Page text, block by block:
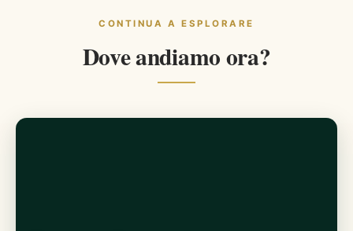
CONTINUA A ESPLORARE
Dove andiamo ora?